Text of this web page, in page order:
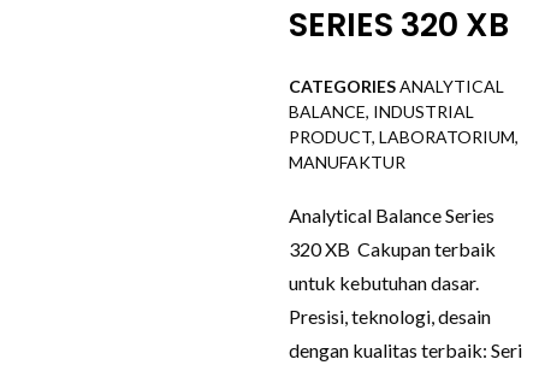
SERIES 320 XB
CATEGORIESANALYTICAL
BALANCE, INDUSTRIAL
PRODUCT,LABORATORIUM,
MANUFAKTUR
Analytical Balance Series
320 XB Cakupan terbaik
untuk kebutuhan dasar.
Presisi, teknologi, desain
dengan kualitas terbaik: Seri